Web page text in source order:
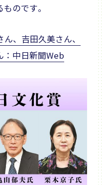
のです。
、吉田久美さん、
：中日新聞Web